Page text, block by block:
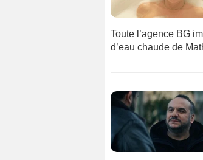
Toute l’agence BG
d’eau chaude de